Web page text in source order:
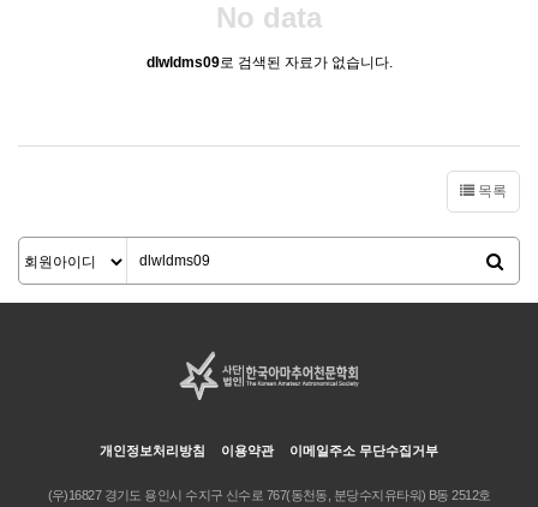
No data
dlwldms09로 검색된 자료가 없습니다.
목록
개인정보처리방침 이용약관 이메일주소 무단수집거부
(우)16827 경기도 용인시 수지구 신수로 767(동천동, 분당수지유타워) B동 2512호